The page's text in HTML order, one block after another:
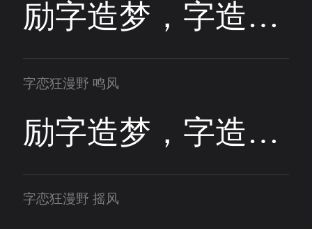
励字造梦，字造梦想
字恋狂漫野 鸣风
励字造梦，字造梦想
字恋狂漫野 摇风